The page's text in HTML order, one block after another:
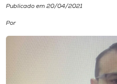
Cultura
CPA
Publicado em 20/04/2021
Por